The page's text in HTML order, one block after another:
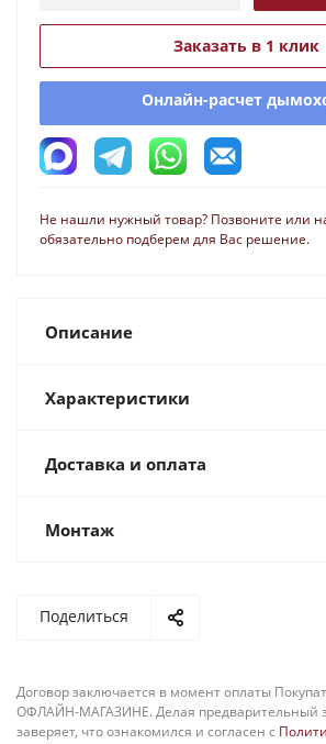
Заказать в 1 клик
Онлайн-расчет
Не нашли нужный товар? Позвоните или
обязательно подберем для Вас решение.
Описание
Характеристики
Доставка и оплата
Монтаж
Поделиться
Договор заключается в момент оплаты
ОФЛАЙН-МАГАЗИНЕ. Делая предварительный
заверяет, что ознакомился и согласен с